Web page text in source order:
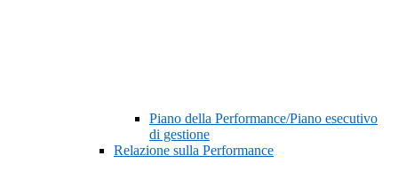
Piano della Performance/Piano esecutivo
di gestione
Relazione sulla Performance